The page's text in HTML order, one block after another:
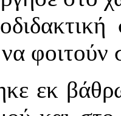
φοιτούν
εκ